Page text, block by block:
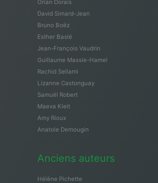
Orian Dorais
David Simard-Jean
Bruno Boëz
Esther Baslé
Jean-François Vaudrin
Guillaume Massie-Hamel
Rachid Sellami
Lizanne Castonguay
Samuël Robert
Maeva Kleit
Amy Rioux
Anatole Demougin
Anciens auteurs
Hélène Pichette